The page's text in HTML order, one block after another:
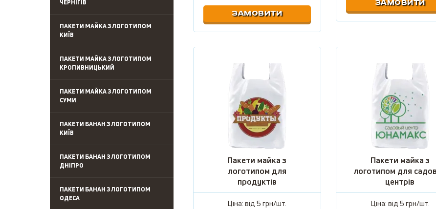
ЧЕРНІГІВ
ПАКЕТИ МАЙКА З ЛОГОТИПОМ
КИЇВ
ПАКЕТИ МАЙКА З ЛОГОТИПОМ
КРОПИВНИЦЬКИЙ
ПАКЕТИ МАЙКА З ЛОГОТИПОМ
СУМИ
ПАКЕТИ БАНАН З ЛОГОТИПОМ
КИЇВ
ПАКЕТИ БАНАН З ЛОГОТИПОМ
ДНІПРО
ПАКЕТИ БАНАН З ЛОГОТИПОМ
ОДЕСА
ЗАМОВИТИ
ЗАМОВИТИ
Пакети майка з
логотипом для
продуктів
Ціна: від5 грн/шт.
Пакети майка з
логотипом для
центрів
Ціна: від5 грн/шт.